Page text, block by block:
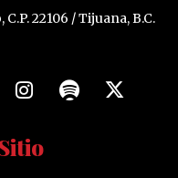
22106 / Tijuana, B.C.